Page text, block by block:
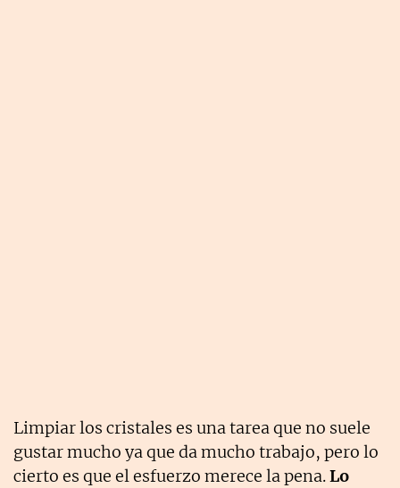
Limpiar los cristales es una tarea que no suele
gustar mucho ya que da mucho trabajo, pero lo
cierto es que el esfuerzo merece la pena.Lo